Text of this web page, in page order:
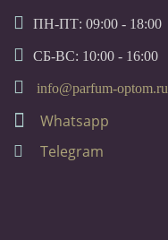
ПН-ПТ: 09:00 - 18:00
СБ-ВС: 10:00 - 16:00
info@parfum-optom.ru
Whatsapp
Telegram